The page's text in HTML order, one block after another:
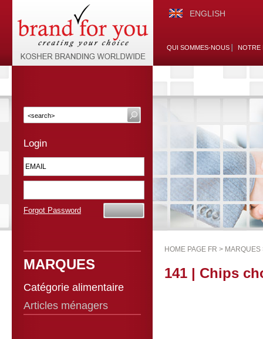
ENGLISH
QUI SOMMES-NOUS NOTRE
Login
Forgot Password
MARQUES
Catégorie alimentaire
Articles ménagers
HOME PAGE FR > MARQUES
141 | Chips